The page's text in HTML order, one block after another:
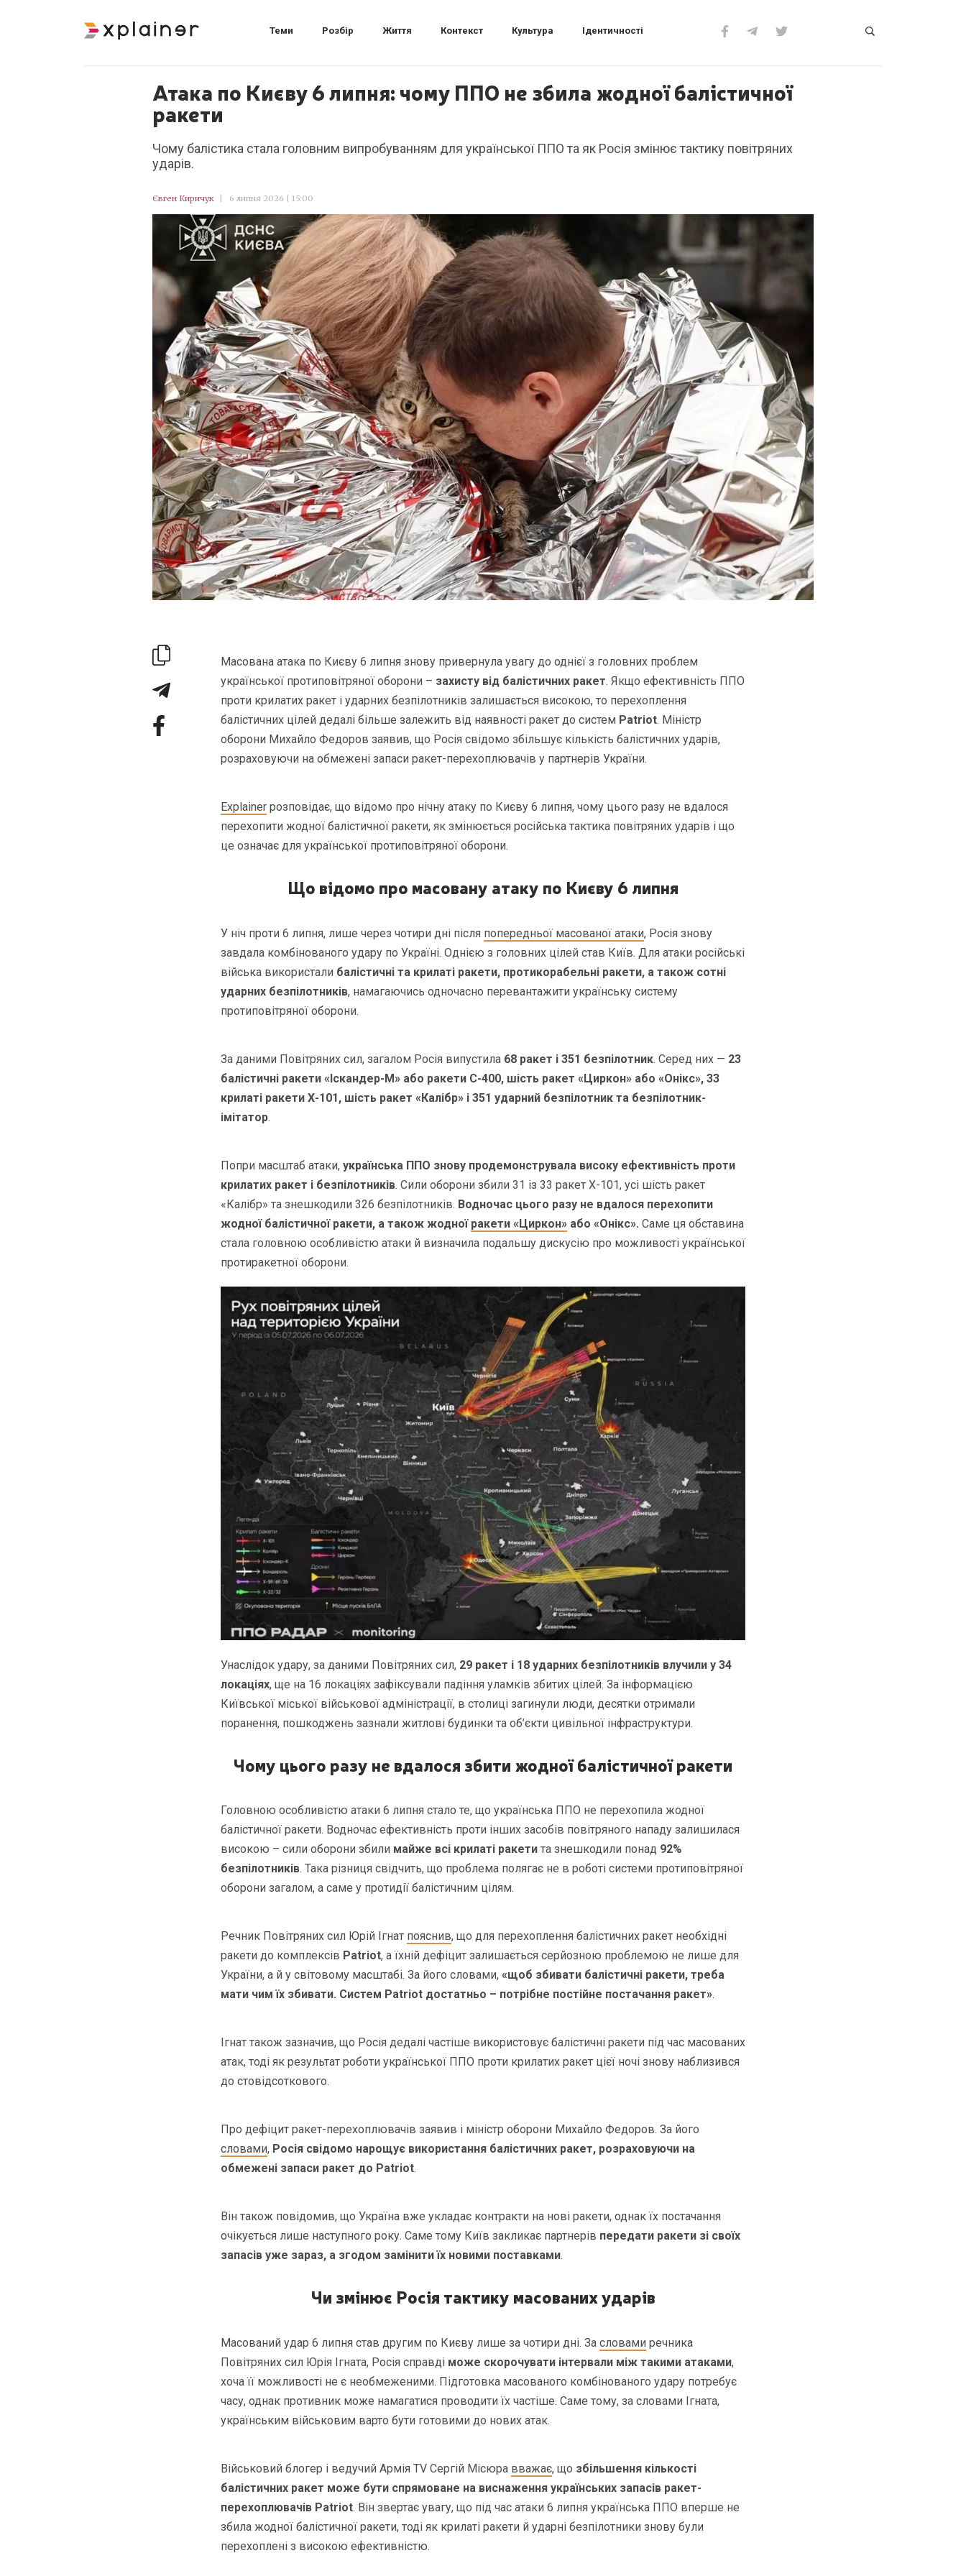
Теми Розбір Життя Контекст Культура Ідентичності
Атака по Києву 6 липня: чому ППО не збила жодної балістичної
ракети
Чому балістика стала головним випробуванням для української ППО та як Росія змінює тактику повітряних
ударів.
Євген Киричук 6 липня 2026 | 15:00
Масована атака по Києву 6 липня знову привернула увагу до однієї з головних проблем
української протиповітряної оборони – захисту від балістичних ракет. Якщо ефективність ППО
проти крилатих ракет і ударних безпілотників залишається високою, то перехоплення
балістичних цілей дедалі більше залежить від наявності ракет до систем Patriot. Міністр
оборони Михайло Федоров заявив, що Росія свідомо збільшує кількість балістичних ударів,
розраховуючи на обмежені запаси ракет-перехоплювачів у партнерів України.
Explainer розповідає, що відомо про нічну атаку по Києву 6 липня, чому цього разу не вдалося
перехопити жодної балістичної ракети, як змінюється російська тактика повітряних ударів і що
це означає для української протиповітряної оборони.
Що відомо про масовану атаку по Києву 6 липня
У ніч проти 6 липня, лише через чотири дні після попередньої масованої атаки, Росія знову
завдала комбінованого удару по Україні. Однією з головних цілей став Київ. Для атаки російські
війська використали балістичні та крилаті ракети, протикорабельні ракети, а також сотні
ударних безпілотників, намагаючись одночасно перевантажити українську систему
протиповітряної оборони.
За даними Повітряних сил, загалом Росія випустила 68 ракет і 351 безпілотник. Серед них — 23
балістичні ракети «Іскандер-М» або ракети С-400, шість ракет «Циркон» або «Онікс», 33
крилаті ракети Х-101, шість ракет «Калібр» і 351 ударний безпілотник та безпілотник-
імітатор.
Попри масштаб атаки, українська ППО знову продемонструвала високу ефективність проти
крилатих ракет і безпілотників. Сили оборони збили 31 із 33 ракет Х-101, усі шість ракет
«Калібр» та знешкодили 326 безпілотників. Водночас цього разу не вдалося перехопити
жодної балістичної ракети, а також жодної ракети «Циркон» або «Онікс». Саме ця обставина
стала головною особливістю атаки й визначила подальшу дискусію про можливості української
протиракетної оборони.
Унаслідок удару, за даними Повітряних сил, 29 ракет і 18 ударних безпілотників влучили у 34
локаціях, ще на 16 локаціях зафіксували падіння уламків збитих цілей. За інформацією
Київської міської військової адміністрації, в столиці загинули люди, десятки отримали
поранення, пошкоджень зазнали житлові будинки та об’єкти цивільної інфраструктури.
Чому цього разу не вдалося збити жодної балістичної ракети
Головною особливістю атаки 6 липня стало те, що українська ППО не перехопила жодної
балістичної ракети. Водночас ефективність проти інших засобів повітряного нападу залишилася
високою – сили оборони збили майже всі крилаті ракети та знешкодили понад 92%
безпілотників. Така різниця свідчить, що проблема полягає не в роботі системи протиповітряної
оборони загалом, а саме у протидії балістичним цілям.
Речник Повітряних сил Юрій Ігнат пояснив, що для перехоплення балістичних ракет необхідні
ракети до комплексів Patriot, а їхній дефіцит залишається серйозною проблемою не лише для
України, а й у світовому масштабі. За його словами, «щоб збивати балістичні ракети, треба
мати чим їх збивати. Систем Patriot достатньо – потрібне постійне постачання ракет».
Ігнат також зазначив, що Росія дедалі частіше використовує балістичні ракети під час масованих
атак, тоді як результат роботи української ППО проти крилатих ракет цієї ночі знову наблизився
до стовідсоткового.
Про дефіцит ракет-перехоплювачів заявив і міністр оборони Михайло Федоров. За його
словами, Росія свідомо нарощує використання балістичних ракет, розраховуючи на
обмежені запаси ракет до Patriot.
Він також повідомив, що Україна вже укладає контракти на нові ракети, однак їх постачання
очікується лише наступного року. Саме тому Київ закликає партнерів передати ракети зі своїх
запасів уже зараз, а згодом замінити їх новими поставками.
Чи змінює Росія тактику масованих ударів
Масований удар 6 липня став другим по Києву лише за чотири дні. За словами речника
Повітряних сил Юрія Ігната, Росія справді може скорочувати інтервали між такими атаками,
хоча її можливості не є необмеженими. Підготовка масованого комбінованого удару потребує
часу, однак противник може намагатися проводити їх частіше. Саме тому, за словами Ігната,
українським військовим варто бути готовими до нових атак.
Військовий блогер і ведучий Армія TV Сергій Місюра вважає, що збільшення кількості
балістичних ракет може бути спрямоване на виснаження українських запасів ракет-
перехоплювачів Patriot. Він звертає увагу, що під час атаки 6 липня українська ППО вперше не
збила жодної балістичної ракети, тоді як крилаті ракети й ударні безпілотники знову були
перехоплені з високою ефективністю.